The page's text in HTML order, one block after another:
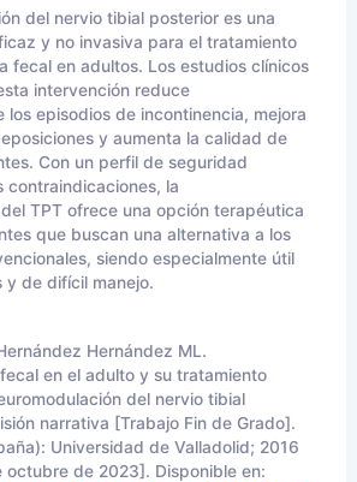
del nervio tibial posterior es una
y no invasiva para el tratamiento
fecal en adultos. Los estudios clínicos
intervención reduce
los episodios de incontinencia, mejora
y aumenta la calidad de
Con un perfil de seguridad
contraindicaciones, la
TPT ofrece una opción terapéutica
que buscan una alternativa a los
siendo especialmente útil
y de difícil manejo.
Hernández ML.
en el adulto y su tratamiento
del nervio tibial
narrativa [Trabajo Fin de Grado].
Universidad de Valladolid; 2016
octubre de 2023]. Disponible en: